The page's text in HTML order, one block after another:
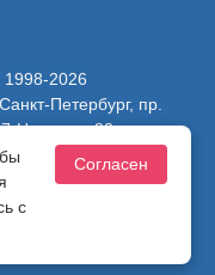
2026
Петербург, пр.
Н, ч. ком. 82.
1107847137980
с
Согласен